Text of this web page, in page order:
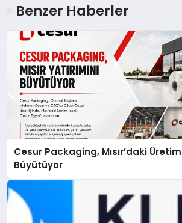
Benzer Haberler
Cesur Packaging, Mısır’daki
Büyütüyor